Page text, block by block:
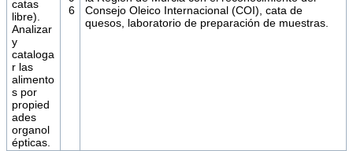
catas
libre).
Analizar
y
cataloga
r las
alimento
s por
propied
ades
organol
épticas.
6
Consejo Oleico Internacional (COI), cata de
quesos, laboratorio de preparación de muestras.